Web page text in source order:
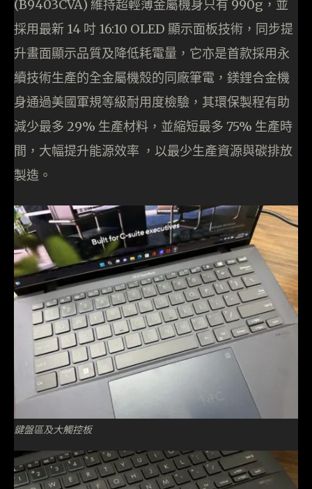
(B9403CVA) 維持超輕薄金屬機身只有 990g，並
採用最新 14 吋 16:10 OLED 顯示面板技術，同步提
升畫面顯示品質及降低耗電量，它亦是首款採用永
續技術生產的全金屬機殼的同廠筆電，鎂鋰合金機
身通過美國軍規等級耐用度檢驗，其環保製程有助
減少最多 29% 生產材料，並縮短最多 75% 生產時
間，大幅提升能源效率 ，以最少生產資源與碳排放
製造。
鍵盤區及大觸控板